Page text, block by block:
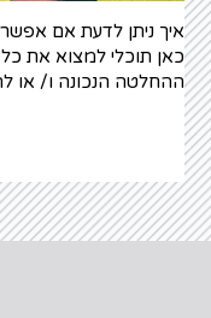
איך ניתן לדעת אם
כאן תוכלי למצוא את
ההחלטה הנכונה ו/ או